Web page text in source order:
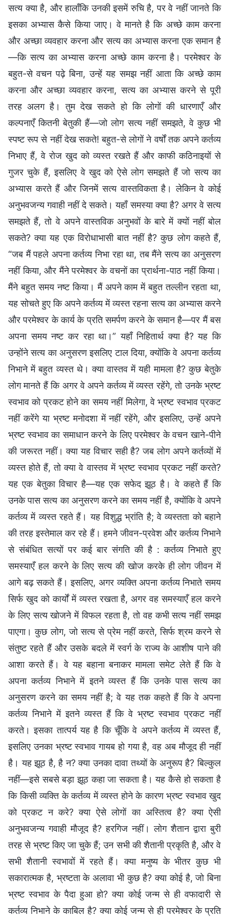
सत्य क्या है, और हालाँकि उनकी इसमें रुचि है, पर वे नहीं जानते कि
इसका अभ्यास कैसे किया जाए। वे मानते है कि अच्छे काम करना
और अच्छा व्यवहार करना और सत्य का अभ्यास करना एक समान है
—कि सत्य का अभ्यास करना अच्छे काम करना है। परमेश्वर के
बहुत-से वचन पढ़े बिना, उन्हें यह समझ नहीं आता कि अच्छे काम
करना और अच्छा व्यवहार करना, सत्य का अभ्यास करने से पूरी
तरह अलग है। तुम देख सकते हो कि लोगों की धारणाएँ और
कल्पनाएँ कितनी बेतुकी हैं—जो लोग सत्य नहीं समझते, वे कुछ भी
स्पष्ट रूप से नहीं देख सकते! बहुत-से लोगों ने वर्षों तक अपने कर्तव्य
निभाए हैं, वे रोज खुद को व्यस्त रखते हैं और काफी कठिनाइयों से
गुजर चुके हैं, इसलिए वे खुद को ऐसे लोग समझते हैं जो सत्य का
अभ्यास करते हैं और जिनमें सत्य वास्तविकता है। लेकिन वे कोई
अनुभवजन्य गवाही नहीं दे सकते। यहाँ समस्या क्या है? अगर वे सत्य
समझते हैं, तो वे अपने वास्तविक अनुभवों के बारे में क्यों नहीं बोल
सकते? क्या यह एक विरोधाभासी बात नहीं है? कुछ लोग कहते हैं,
“जब मैं पहले अपना कर्तव्य निभा रहा था, तब मैंने सत्य का अनुसरण
नहीं किया, और मैंने परमेश्वर के वचनों का प्रार्थना-पाठ नहीं किया।
मैंने बहुत समय नष्ट किया। मैं अपने काम में बहुत तल्लीन रहता था,
यह सोचते हुए कि अपने कर्तव्य में व्यस्त रहना सत्य का अभ्यास करने
और परमेश्वर के कार्य के प्रति समर्पण करने के समान है—पर मैं बस
अपना समय नष्ट कर रहा था।” यहाँ निहितार्थ क्या है? यह कि
उन्होंने सत्य का अनुसरण इसलिए टाल दिया, क्योंकि वे अपना कर्तव्य
निभाने में बहुत व्यस्त थे। क्या वास्तव में यही मामला है? कुछ बेतुके
लोग मानते हैं कि अगर वे अपने कर्तव्य में व्यस्त रहेंगे, तो उनके भ्रष्ट
स्वभाव को प्रकट होने का समय नहीं मिलेगा, वे भ्रष्ट स्वभाव प्रकट
नहीं करेंगे या भ्रष्ट मनोदशा में नहीं रहेंगे, और इसलिए, उन्हें अपने
भ्रष्ट स्वभाव का समाधान करने के लिए परमेश्वर के वचन खाने-पीने
की जरूरत नहीं। क्या यह विचार सही है? जब लोग अपने कर्तव्यों में
व्यस्त होते हैं, तो क्या वे वास्तव में भ्रष्ट स्वभाव प्रकट नहीं करते?
यह एक बेतुका विचार है—यह एक सफेद झूठ है। वे कहते हैं कि
उनके पास सत्य का अनुसरण करने का समय नहीं है, क्योंकि वे अपने
कर्तव्य में व्यस्त रहते हैं। यह विशुद्ध भ्रांति है; वे व्यस्तता को बहाने
की तरह इस्तेमाल कर रहे हैं। हमने जीवन-प्रवेश और कर्तव्य निभाने
से संबंधित सत्यों पर कई बार संगति की है : कर्तव्य निभाते हुए
समस्याएँ हल करने के लिए सत्य की खोज करके ही लोग जीवन में
आगे बढ़ सकते हैं। इसलिए, अगर व्यक्ति अपना कर्तव्य निभाते समय
सिर्फ खुद को कार्यों में व्यस्त रखता है, अगर वह समस्याएँ हल करने
के लिए सत्य खोजने में विफल रहता है, तो वह कभी सत्य नहीं समझ
पाएगा। कुछ लोग, जो सत्य से प्रेम नहीं करते, सिर्फ श्रम करने से
संतुष्ट रहते हैं और उसके बदले में स्वर्ग के राज्य के आशीष पाने की
आशा करते हैं। वे यह बहाना बनाकर मामला समेट लेते हैं कि वे
अपना कर्तव्य निभाने में इतने व्यस्त हैं कि उनके पास सत्य का
अनुसरण करने का समय नहीं है; वे यह तक कहते हैं कि वे अपना
कर्तव्य निभाने में इतने व्यस्त हैं कि वे भ्रष्ट स्वभाव प्रकट नहीं
करते। इसका तात्पर्य यह है कि चूँकि वे अपने कर्तव्य में व्यस्त हैं,
इसलिए उनका भ्रष्ट स्वभाव गायब हो गया है, वह अब मौजूद ही नहीं
है। यह झूठ है, है न? क्या उनका दावा तथ्यों के अनुरूप है? बिल्कुल
नहीं—इसे सबसे बड़ा झूठ कहा जा सकता है। यह कैसे हो सकता है
कि किसी व्यक्ति के कर्तव्य में व्यस्त होने के कारण भ्रष्ट स्वभाव खुद
को प्रकट न करे? क्या ऐसे लोगों का अस्तित्व है? क्या ऐसी
अनुभवजन्य गवाही मौजूद है? हरगिज नहीं। लोग शैतान द्वारा बुरी
तरह से भ्रष्ट किए जा चुके हैं; उन सभी की शैतानी प्रकृति है, और वे
सभी शैतानी स्वभावों में रहते हैं। क्या मनुष्य के भीतर कुछ भी
सकारात्मक है, भ्रष्टता के अलावा भी कुछ है? क्या कोई है, जो बिना
भ्रष्ट स्वभाव के पैदा हुआ हो? क्या कोई जन्म से ही वफादारी से
कर्तव्य निभाने के काबिल है? क्या कोई जन्म से ही परमेश्वर के प्रति